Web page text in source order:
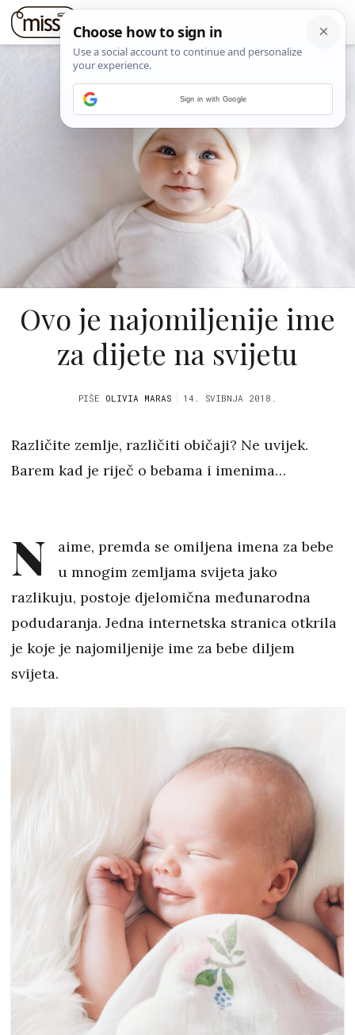
Ovo je najomiljenije ime
za dijete na svijetu
PIŠE OLIVIA MARAS 14. SVIBNJA 2018.
Različite zemlje, različiti običaji? Ne uvijek.
Barem kad je riječ o bebama i imenima…
N
aime, premda se omiljena imena za bebe
u mnogim zemljama svijeta jako
razlikuju, postoje djelomična međunarodna
podudaranja. Jedna internetska stranica otkrila
je koje je najomiljenije ime za bebe diljem
svijeta.
Sign in with Google